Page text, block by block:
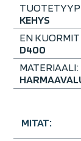
KEHYS
EN
D400
MATERIAALI:
MITAT: